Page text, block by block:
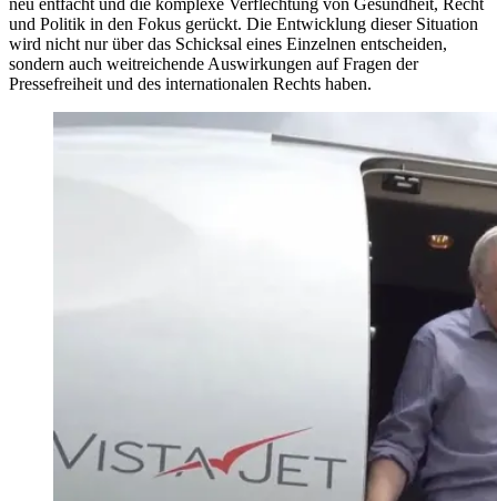
neu entfacht und die komplexe Verflechtung von Gesundheit, Recht
und Politik in den Fokus gerückt. Die Entwicklung dieser Situation
wird nicht nur über das Schicksal eines Einzelnen entscheiden,
sondern auch weitreichende Auswirkungen auf Fragen der
Pressefreiheit und des internationalen Rechts haben.